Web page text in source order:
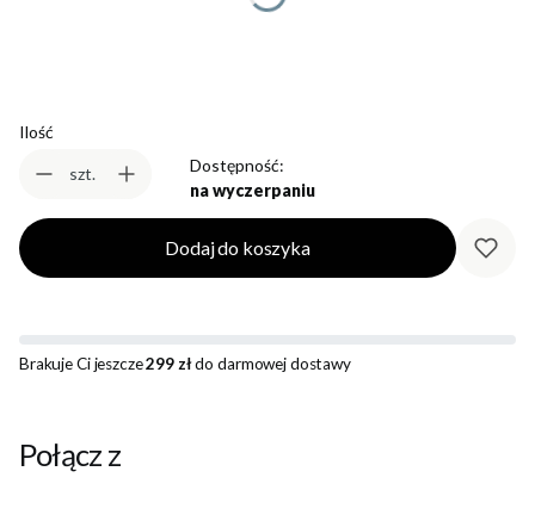
Ilość
szt.
Dostępność:
na wyczerpaniu
Dodaj do koszyka
Brakuje Ci jeszcze299 złdo darmowej dostawy
Połącz z